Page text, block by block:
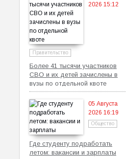
2026 15:12
Правительство
Более 41 тысячи участников
СВО и их детей зачислены в
вузы по отдельной квоте
05 Августа
2026 16:19
Общество
Где студенту подработать
летом: вакансии и зарплаты